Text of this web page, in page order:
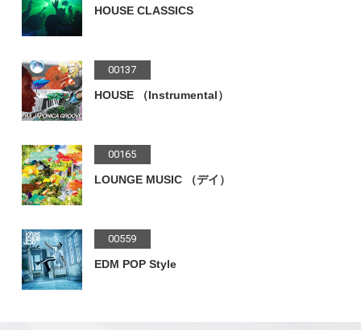
HOUSE CLASSICS
00137
HOUSE （Instrumental）
00165
LOUNGE MUSIC （デイ）
00559
EDM POP Style